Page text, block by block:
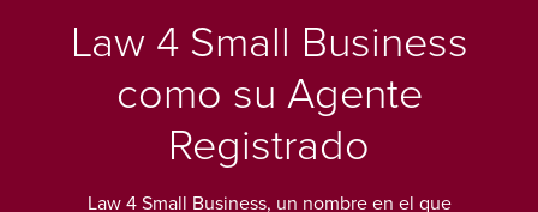
Law 4 Small Business
como su Agente
Registrado
Law 4 Small Business, un nombre en el que